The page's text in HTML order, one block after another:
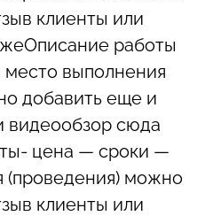
клиенты или
работы
выполнения
добавить еще и
видеообзор сюда
цена — сроки —
(проведения) можно
клиенты или